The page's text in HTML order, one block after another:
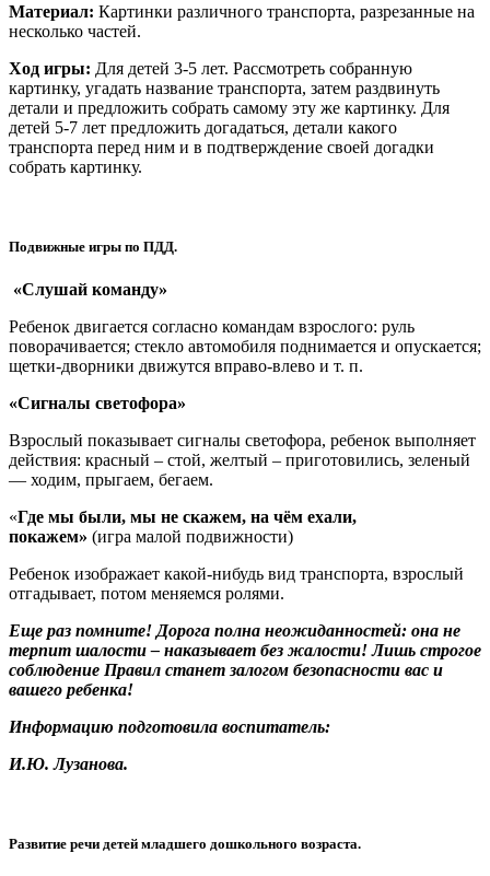
Материал: Картинки различного транспорта, разрезанные на
несколько частей.
Ход игры: Для детей 3-5 лет. Рассмотреть собранную
картинку, угадать название транспорта, затем раздвинуть
детали и предложить собрать самому эту же картинку. Для
детей 5-7 лет предложить догадаться, детали какого
транспорта перед ним и в подтверждение своей догадки
собрать картинку.
Подвижные игры по ПДД.
«Слушай команду»
Ребенок двигается согласно командам взрослого: руль
поворачивается; стекло автомобиля поднимается и опускается;
щетки-дворники движутся вправо-влево и т. п.
«Сигналы светофора»
Взрослый показывает сигналы светофора, ребенок выполняет
действия: красный – стой, желтый – приготовились, зеленый
— ходим, прыгаем, бегаем.
«Где мы были, мы не скажем, на чём ехали,
покажем» (игра малой подвижности)
Ребенок изображает какой-нибудь вид транспорта, взрослый
отгадывает, потом меняемся ролями.
Еще раз помните! Дорога полна неожиданностей: она не
терпит шалости – наказывает без жалости! Лишь строгое
соблюдение Правил станет залогом безопасности вас и
вашего ребенка!
Информацию подготовила воспитатель:
И.Ю. Лузанова.
Развитие речи детей младшего дошкольного возраста.